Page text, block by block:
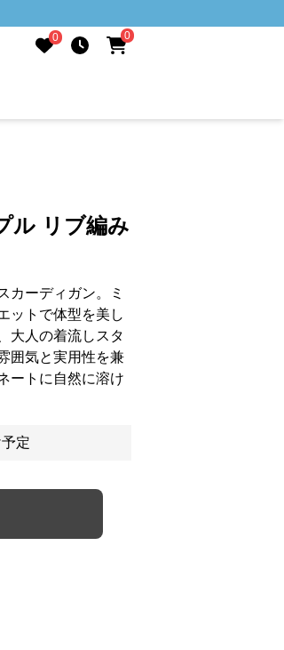
0 0
ル リブ編み
カーディガン。ミ
ットで体型を美し
大人の着流しスタ
囲気と実用性を兼
ートに自然に溶け
定